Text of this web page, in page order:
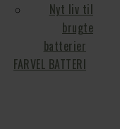
Nyt liv til
brugte
batterier
FARVEL BATTERI